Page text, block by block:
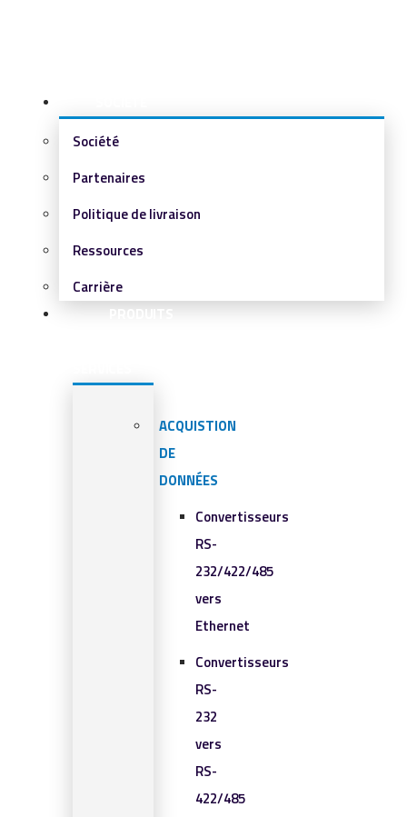
Société
Partenaires
Politique de livraison
Ressources
Carrière
PRODUITS
ACQUISTION
DE
DONNÉES
Convertisseurs
RS-
232/422/485
vers
Ethernet
Convertisseurs
RS-
232
vers
RS-
422/485